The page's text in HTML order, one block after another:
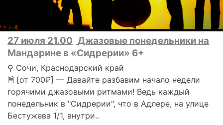
27 июля 21.00 Джазовые понедельники на
Мандарине в «Сидрерии» 6+
⚲ Сочи, Краснодарский край
🗎 [от 700₽] — Давайте разбавим начало недели
горячими джазовыми ритмами! Ведь каждый
понедельник в "Сидрерии", что в Адлере, на улице
Бестужева 1/1, внутри..